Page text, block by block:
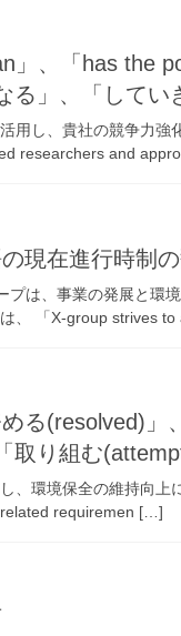
」、「has the
る」、「してい
用し、貴社の競争力
researchers and
現在進行時制
プは、事業の発展と環
、 「X-group strives
る(resolved)」
取り組む
、環境保全の維持向
requiremen […]